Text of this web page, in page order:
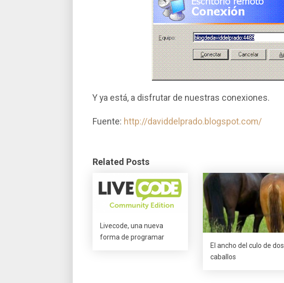
Y ya está, a disfrutar de nuestras conexiones.
Fuente: http://daviddelprado.blogspot.com/
Related Posts
Livecode, una nueva
forma de programar
El ancho del culo de dos
caballos